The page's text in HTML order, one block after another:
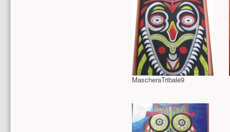
MascheraTribale9